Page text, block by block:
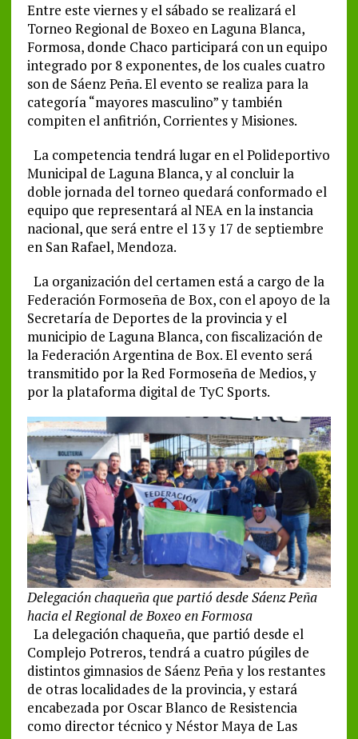
Entre este viernes y el sábado se realizará el
Torneo Regional de Boxeo en Laguna Blanca,
Formosa, donde Chaco participará con un equipo
integrado por 8 exponentes, de los cuales cuatro
son de Sáenz Peña. El evento se realiza para la
categoría “mayores masculino” y también
compiten el anfitrión, Corrientes y Misiones.
La competencia tendrá lugar en el Polideportivo
Municipal de Laguna Blanca, y al concluir la
doble jornada del torneo quedará conformado el
equipo que representará al NEA en la instancia
nacional, que será entre el 13 y 17 de septiembre
en San Rafael, Mendoza.
La organización del certamen está a cargo de la
Federación Formoseña de Box, con el apoyo de la
Secretaría de Deportes de la provincia y el
municipio de Laguna Blanca, con fiscalización de
la Federación Argentina de Box. El evento será
transmitido por la Red Formoseña de Medios, y
por la plataforma digital de TyC Sports.
Delegación chaqueña que partió desde Sáenz Peña
hacia el Regional de Boxeo en Formosa
La delegación chaqueña, que partió desde el
Complejo Potreros, tendrá a cuatro púgiles de
distintos gimnasios de Sáenz Peña y los restantes
de otras localidades de la provincia, y estará
encabezada por Oscar Blanco de Resistencia
como director técnico y Néstor Maya de Las